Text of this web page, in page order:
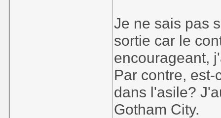
Je ne sais pas
sortie car le
encourageant,
Par contre,
dans l'asile?
Gotham City.